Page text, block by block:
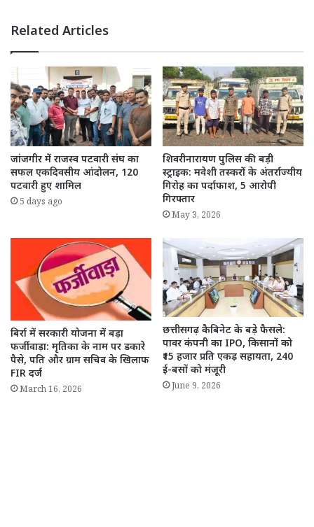
Related Articles
जांजगीर में राजस्व पटवारी संघ का
सफल एकदिवसीय आंदोलन, 120
पटवारी हुए शामिल
5 days ago
शिवरीनारायण पुलिस की बड़ी
स्ट्राइक: मवेशी तस्करों के अंतर्राज्यीय
गिरोह का पर्दाफाश, 5 आरोपी
गिरफ्तार
May 3, 2026
बिर्रा में सरकारी योजना में बड़ा
फर्जीवाड़ा: मृतिका के नाम पर डकारे
पैसे, पति और ग्राम सचिव के खिलाफ
FIR दर्ज
March 16, 2026
छत्तीसगढ़ कैबिनेट के बड़े फैसले:
पावर कंपनी का IPO, किसानों को
₹15 हजार प्रति एकड़ सहायता, 240
ई-बसों को मंजूरी
June 9, 2026